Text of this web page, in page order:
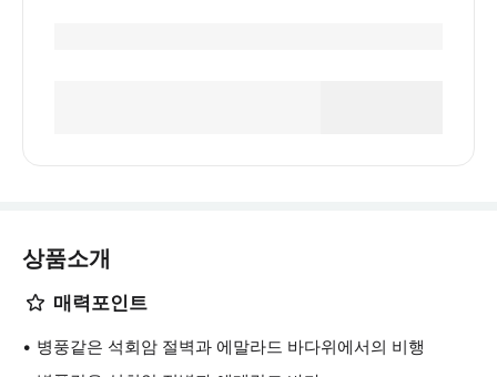
상품소개
매력포인트
병풍같은 석회암 절벽과 에말라드 바다위에서의 비행